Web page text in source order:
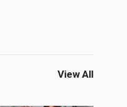
View All